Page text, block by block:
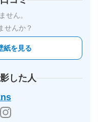
せん。
せんか？
紙を見る
した人